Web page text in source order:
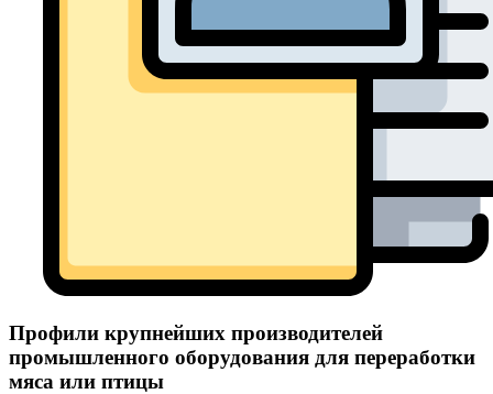
Профили крупнейших производителей
промышленного оборудования для переработки
мяса или птицы